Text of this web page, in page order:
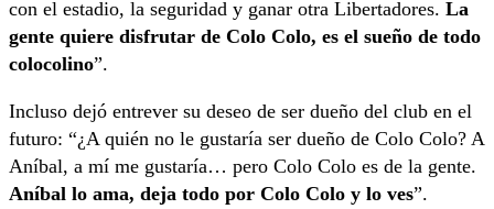
con el estadio, la seguridad y ganar otra Libertadores. La
gente quiere disfrutar de Colo Colo, es el sueño de todo
colocolino”.
Incluso dejó entrever su deseo de ser dueño del club en el
futuro: “¿A quién no le gustaría ser dueño de Colo Colo? A
Aníbal, a mí me gustaría… pero Colo Colo es de la gente.
Aníbal lo ama, deja todo por Colo Colo y lo ves”.